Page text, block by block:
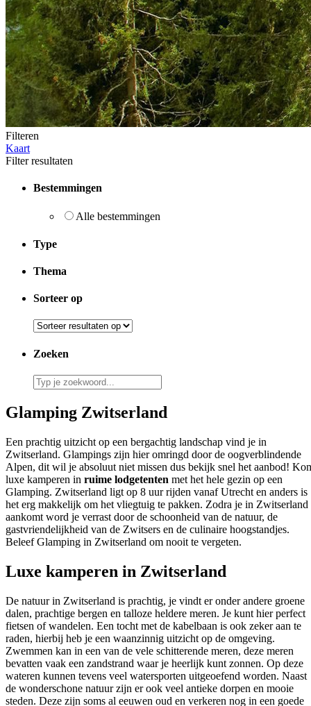
Filteren
Kaart
Filter resultaten
Bestemmingen
Alle bestemmingen
Type
Thema
Sorteer op
Zoeken
Glamping Zwitserland
Een prachtig uitzicht op een bergachtig landschap vind je in
Zwitserland. Glampings zijn hier omringd door de oogverblindende
Alpen, dit wil je absoluut niet missen dus bekijk snel het aanbod!
luxe kamperen in ruime lodgetenten met het hele gezin op een
Glamping. Zwitserland ligt op 8 uur rijden vanaf Utrecht en anders is
het erg makkelijk om het vliegtuig te pakken. Zodra je in Zwitserland
aankomt word je verrast door de schoonheid van de natuur, de
gastvriendelijkheid van de Zwitsers en de culinaire hoogstandjes.
Beleef Glamping in Zwitserland om nooit te vergeten.
Luxe kamperen in Zwitserland
De natuur in Zwitserland is prachtig, je vindt er onder andere groene
dalen, prachtige bergen en talloze heldere meren. Je kunt hier perfect
fietsen of wandelen. Een tocht met de kabelbaan is ook zeker aan te
raden, hierbij heb je een waanzinnig uitzicht op de omgeving.
Zwemmen kan in een van de vele schitterende meren, deze meren
bevatten vaak een zandstrand waar je heerlijk kunt zonnen. Op deze
wateren kunnen tevens veel watersporten uitgeoefend worden. Naast
de wonderschone natuur zijn er ook veel antieke dorpen en mooie
steden. Deze zijn soms al eeuwen oud en verkeren nog in een goede